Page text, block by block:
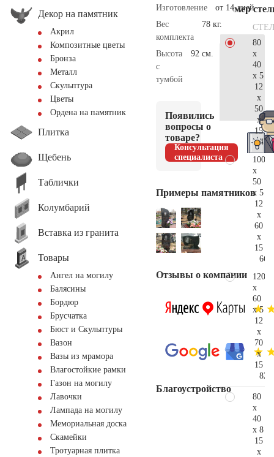
Декор на памятник
Акрил
Композитные цветы
Бронза
Металл
Скульптура
Цветы
Ордена на памятник
Плитка
Щебень
Таблички
Колумбарий
Вставка из гранита
Товары
Ангел на могилу
Балясины
Бордюр
Брусчатка
Бюст и Скульптуры
Вазон
Вазы из мрамора
Влагостойкие рамки
Газон на могилу
Лавочки
Лампада на могилу
Мемориальная доска
Скамейки
Тротуарная плитка
Изготовление
от 14 дней
Вес
комплекта
78 кг.
Высота
с
тумбой
92 см.
Появились
вопросы о
товаре?
Консультация
специалиста
Примеры памятников
Отзывы о компании
Благоустройство
Размер
80
x
40
x 5
12
x
50
x
15
100
x
50
x 5
12
x
60
x
15
120
x
60
x 5
12
x
70
x
15
80
x
40
x 8
15
x